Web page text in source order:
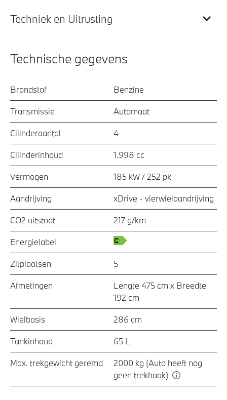
Techniek en Uitrusting
Technische gegevens
Brandstof Benzine
Transmissie Automaat
Cilinderaantal 4
Cilinderinhoud 1.998 cc
Vermogen 185 kW / 252 pk
Aandrijving xDrive - vierwielaandrijving
CO2 uitstoot 217 g/km
Energielabel
Zitplaatsen 5
Afmetingen
Lengte 475 cm x Breedte
192 cm
Wielbasis 286 cm
Tankinhoud 65 L
Max. trekgewicht geremd
2000 kg (Auto heeft nog
geen trekhaak)